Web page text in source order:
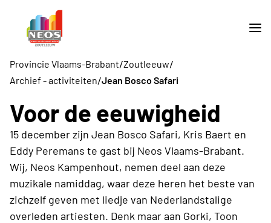
Provincie Vlaams-Brabant/Zoutleeuw/
Archief - activiteiten/Jean Bosco Safari
Voor de eeuwigheid
15 december zijn Jean Bosco Safari, Kris Baert en
Eddy Peremans te gast bij Neos Vlaams-Brabant.
Wij, Neos Kampenhout, nemen deel aan deze
muzikale namiddag, waar deze heren het beste van
zichzelf geven met liedje van Nederlandstalige
overleden artiesten. Denk maar aan Gorki, Toon